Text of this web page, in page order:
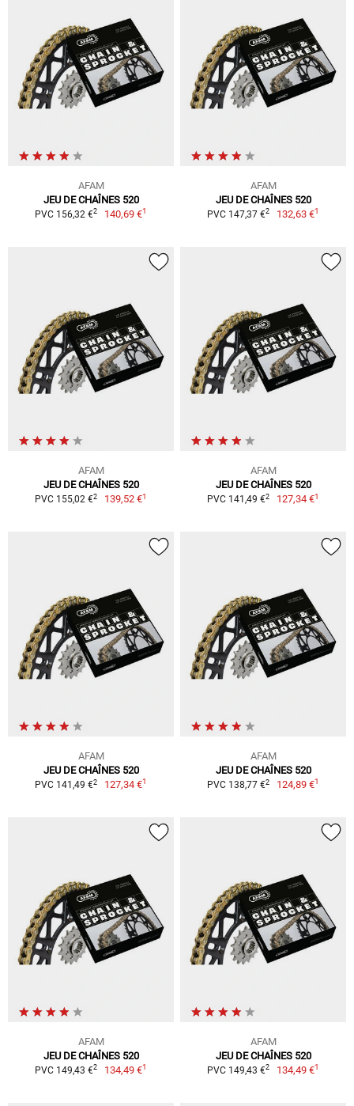
AFAM
JEU DE CHAÎNES 520
PVC 156,32 €2 140,69 €1
AFAM
JEU DE CHAÎNES 520
PVC 147,37 €2 132,63 €1
AFAM
JEU DE CHAÎNES 520
PVC 155,02 €2 139,52 €1
AFAM
JEU DE CHAÎNES 520
PVC 141,49 €2 127,34 €1
AFAM
JEU DE CHAÎNES 520
PVC 141,49 €2 127,34 €1
AFAM
JEU DE CHAÎNES 520
PVC 138,77 €2 124,89 €1
AFAM
JEU DE CHAÎNES 520
PVC 149,43 €2 134,49 €1
AFAM
JEU DE CHAÎNES 520
PVC 149,43 €2 134,49 €1